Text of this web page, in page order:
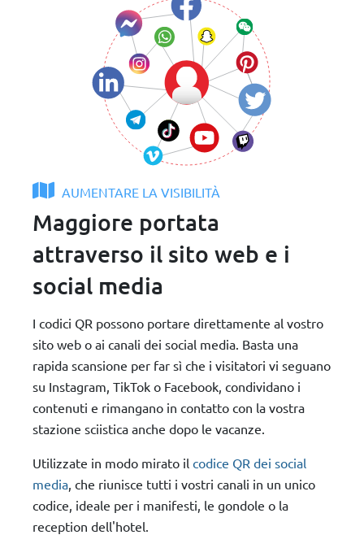
AUMENTARE LA VISIBILITÀ
Maggiore portata
attraverso il sito web e i
social media
I codici QR possono portare direttamente al vostro
sito web o ai canali dei social media. Basta una
rapida scansione per far sì che i visitatori vi seguano
su Instagram, TikTok o Facebook, condividano i
contenuti e rimangano in contatto con la vostra
stazione sciistica anche dopo le vacanze.
Utilizzate in modo mirato il codice QR dei social
media, che riunisce tutti i vostri canali in un unico
codice, ideale per i manifesti, le gondole o la
reception dell'hotel.